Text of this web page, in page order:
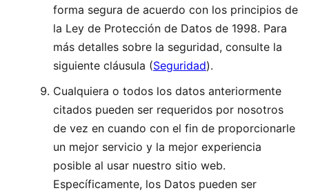
forma segura de acuerdo con los principios de
la Ley de Protección de Datos de 1998. Para
más detalles sobre la seguridad, consulte la
siguiente cláusula (Seguridad).
Cualquiera o todos los datos anteriormente
citados pueden ser requeridos por nosotros
de vez en cuando con el fin de proporcionarle
un mejor servicio y la mejor experiencia
posible al usar nuestro sitio web.
Específicamente, los Datos pueden ser